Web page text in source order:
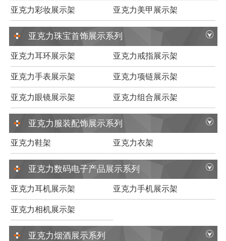
亚克力彩妆展示架 亚克力美甲展示架
亚克力珠宝首饰展示系列
亚克力耳环展示架 亚克力戒指展示架
亚克力手表展示架 亚克力项链展示架
亚克力眼镜展示架 亚克力组合展示架
亚克力服装配饰展示系列
亚克力鞋架 亚克力衣架
亚克力数码电子产品展示系列
亚克力耳机展示架 亚克力手机展示架
亚克力相机展示架
亚克力烟酒展示系列